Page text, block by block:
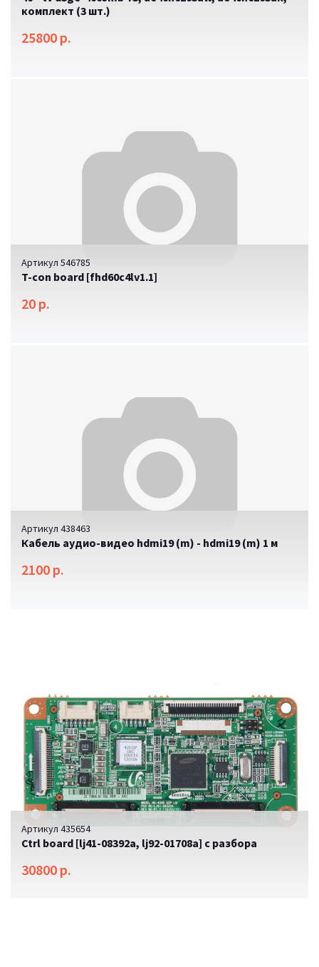
комплект (3 шт.)
25800 р.
Артикул 546785
T-con board [fhd60c4lv1.1]
20 р.
Артикул 438463
Кабель аудио-видео hdmi19 (m) - hdmi19 (m) 1 м
2100 р.
Артикул 435654
Ctrl board [lj41-08392a, lj92-01708a] с разбора
30800 р.